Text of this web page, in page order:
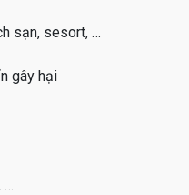
sạn, sesort, …
gây hại
…